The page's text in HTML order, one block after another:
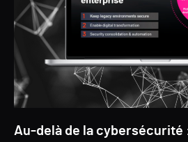
Au-delà de la cybersécurité